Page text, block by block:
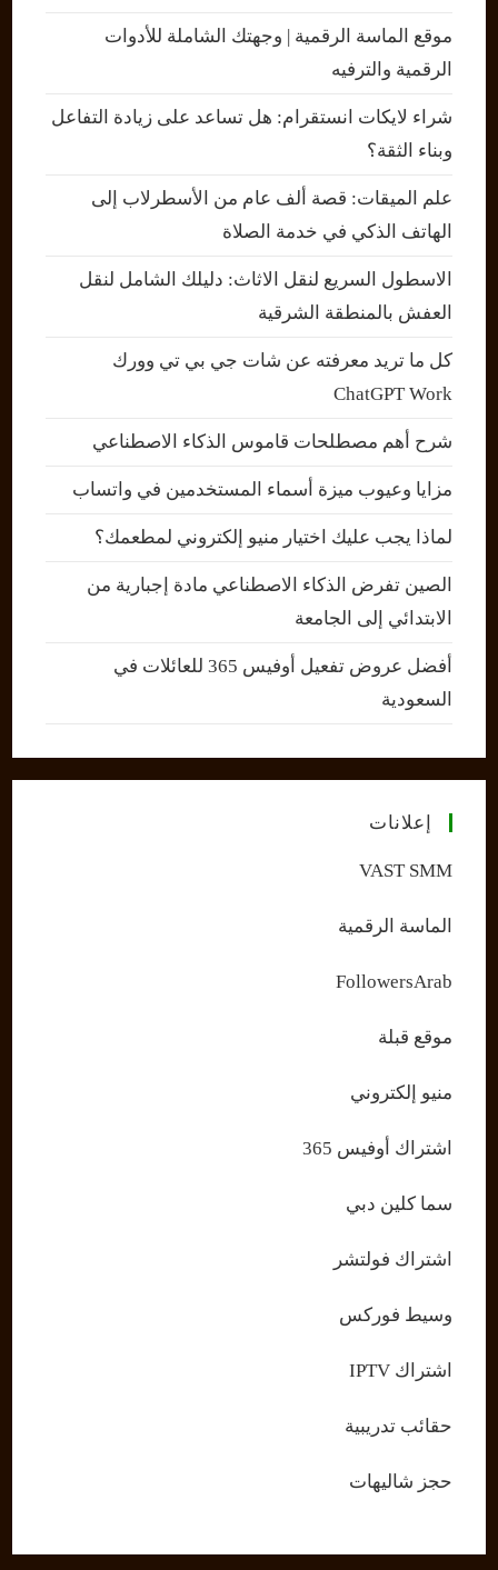
موقع الماسة الرقمية | وجهتك الشاملة للأدوات
الرقمية والترفيه
شراء لايكات انستقرام: هل تساعد على زيادة التفاعل
وبناء الثقة؟
علم الميقات: قصة ألف عام من الأسطرلاب إلى
الهاتف الذكي في خدمة الصلاة
الاسطول السريع لنقل الاثاث: دليلك الشامل لنقل
العفش بالمنطقة الشرقية
كل ما تريد معرفته عن شات جي بي تي وورك
ChatGPT Work
شرح أهم مصطلحات قاموس الذكاء الاصطناعي
مزايا وعيوب ميزة أسماء المستخدمين في واتساب
لماذا يجب عليك اختيار منيو إلكتروني لمطعمك؟
الصين تفرض الذكاء الاصطناعي مادة إجبارية من
الابتدائي إلى الجامعة
أفضل عروض تفعيل أوفيس 365 للعائلات في
السعودية
إعلانات
VAST SMM
الماسة الرقمية
FollowersArab
موقع قبلة
منيو إلكتروني
اشتراك أوفيس 365
سما كلين دبي
اشتراك فولتشر
وسيط فوركس
اشتراك IPTV
حقائب تدريبية
حجز شاليهات